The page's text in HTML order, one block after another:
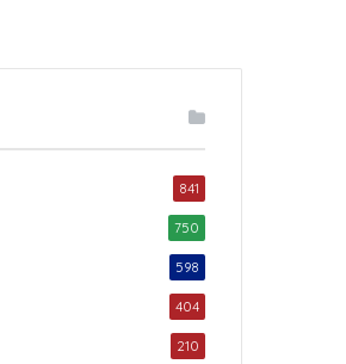
841
750
598
404
210